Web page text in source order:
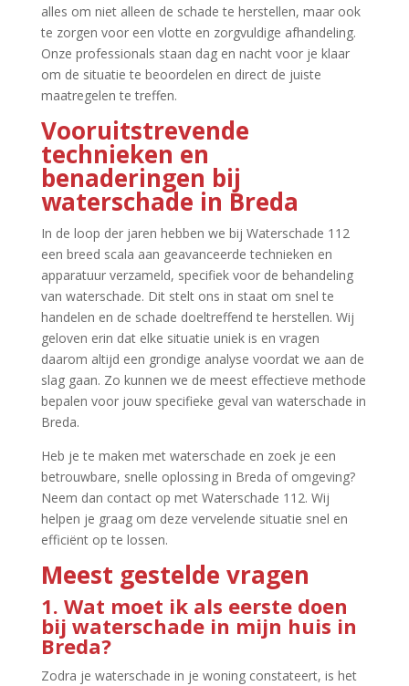
alles om niet alleen de schade te herstellen, maar ook
te zorgen voor een vlotte en zorgvuldige afhandeling.​
Onze professionals staan dag en nacht voor je klaar
om de situatie te beoordelen en direct de juiste
maatregelen te treffen.​
Vooruitstrevende
technieken en
benaderingen bij
waterschade in Breda
In de loop der jaren hebben we bij Waterschade 112
een breed scala aan geavanceerde technieken en
apparatuur verzameld, specifiek voor de behandeling
van waterschade.​ Dit stelt ons in staat om snel te
handelen en de schade doeltreffend te herstellen.​ Wij
geloven erin dat elke situatie uniek is en vragen
daarom altijd een grondige analyse voordat we aan de
slag gaan.​ Zo kunnen we de meest effectieve methode
bepalen voor jouw specifieke geval van waterschade in
Breda.​
Heb je te maken met waterschade en zoek je een
betrouwbare, snelle oplossing in Breda of omgeving?
Neem dan contact op met Waterschade 112.​ Wij
helpen je graag om deze vervelende situatie snel en
efficiënt op te lossen.​
Meest gestelde vragen
1.​ Wat moet ik als eerste doen
bij waterschade in mijn huis in
Breda?
Zodra je waterschade in je woning constateert, is het